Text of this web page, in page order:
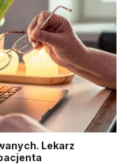
Lekarz